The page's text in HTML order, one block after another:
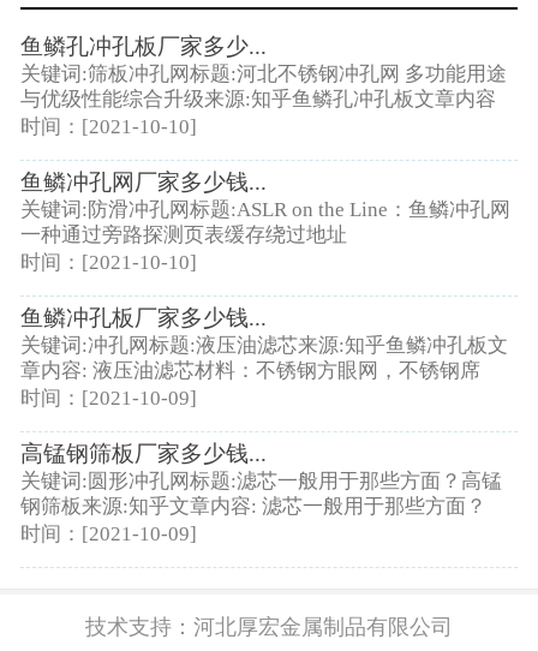
鱼鳞孔冲孔板厂家多少...
关键词:筛板冲孔网标题:河北不锈钢冲孔网 多功能用途
与优级性能综合升级来源:知乎鱼鳞孔冲孔板文章内容
时间：[2021-10-10]
鱼鳞冲孔网厂家多少钱...
关键词:防滑冲孔网标题:ASLR on the Line：鱼鳞冲孔网
一种通过旁路探测页表缓存绕过地址
时间：[2021-10-10]
鱼鳞冲孔板厂家多少钱...
关键词:冲孔网标题:液压油滤芯来源:知乎鱼鳞冲孔板文
章内容: 液压油滤芯材料：不锈钢方眼网，不锈钢席
时间：[2021-10-09]
高锰钢筛板厂家多少钱...
关键词:圆形冲孔网标题:滤芯一般用于那些方面？高锰
钢筛板来源:知乎文章内容: 滤芯一般用于那些方面？
时间：[2021-10-09]
技术支持： 河北厚宏金属制品有限公司